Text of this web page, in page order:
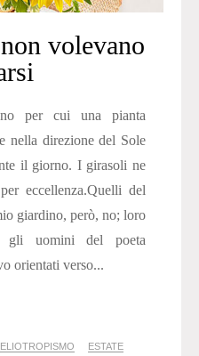
volevano
per cui una pianta
nella direzione del Sole
il giorno. I girasoli ne
eccellenza.Quelli del
giardino, però, no; loro
gli uomini del poeta
orientati verso...
ELIOTROPISMO
ESTATE